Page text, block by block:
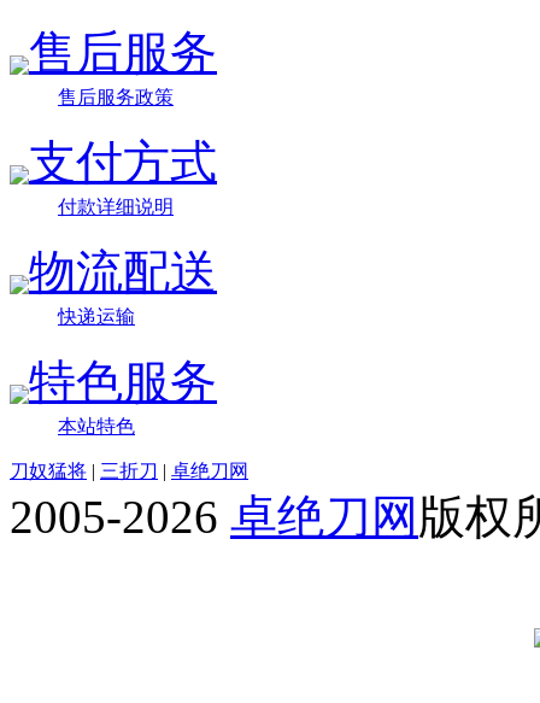
售后服务
售后服务政策
支付方式
付款详细说明
物流配送
快递运输
特色服务
本站特色
刀奴猛将 | 三折刀 | 卓绝刀网
2005-2026 卓绝刀网 版权